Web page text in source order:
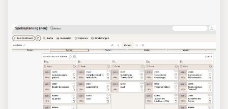
Kundenportal mein.apetito.de
und Speiseplanung (neu)
Online-Schulung
Das Planungs- und Bestellsystem
mein.apetito.deeinfach erklärt.